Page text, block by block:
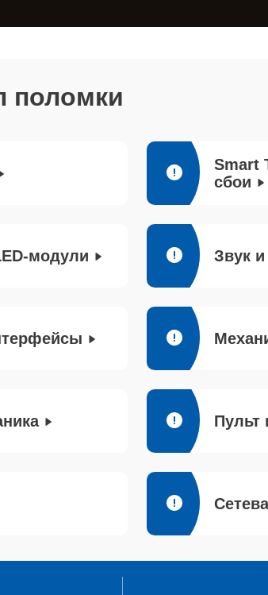
поломки
Smart
сбои
модули Звук
Пульт